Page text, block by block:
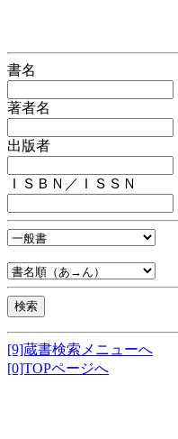
書名
著者名
出版者
ＩＳＢＮ／ＩＳＳＮ
[9]蔵書検索メニューへ
[0]TOPページへ